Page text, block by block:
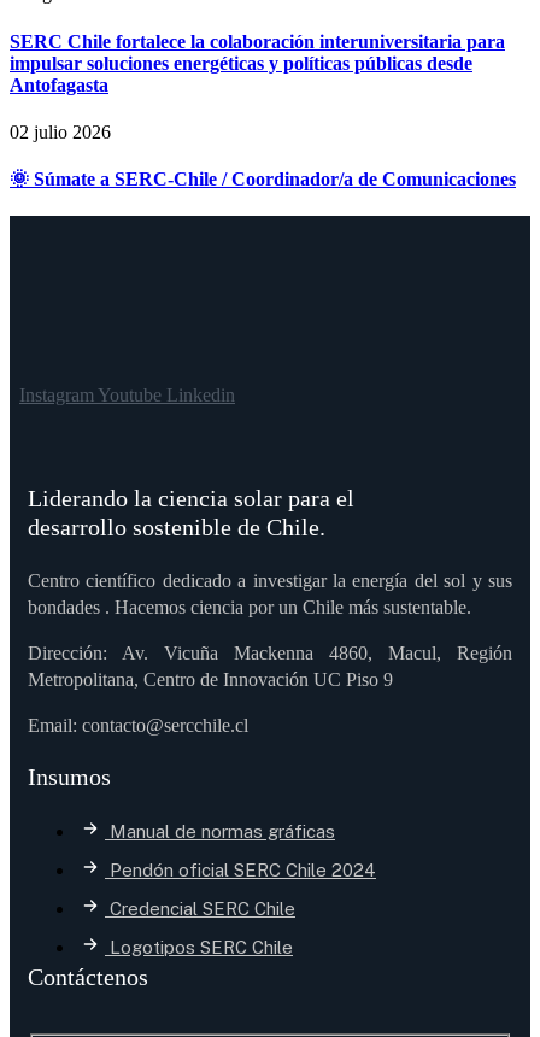
SERC Chile fortalece la colaboración interuniversitaria para
impulsar soluciones energéticas y políticas públicas desde
Antofagasta
02 julio 2026
🌞 Súmate a SERC-Chile / Coordinador/a de Comunicaciones
InstagramYoutube Linkedin
Liderando la ciencia solar para el
desarrollo sostenible de Chile.
Centro científico dedicado a investigar la energía del sol y sus
bondades . Hacemos ciencia por un Chile más sustentable.
Dirección: Av. Vicuña Mackenna 4860, Macul, Región
Metropolitana, Centro de Innovación UC Piso 9
Email: contacto@sercchile.cl
Insumos
Manual de normas gráficas
Pendón oficial SERC Chile 2024
Credencial SERC Chile
Logotipos SERC Chile
Contáctenos